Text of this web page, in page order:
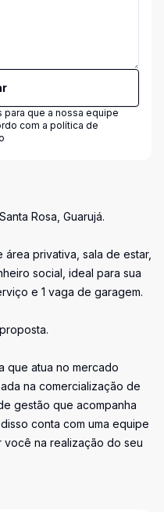
que a nossa equipe
com a política de
Rosa, Guarujá.
privativa, sala de estar,
social, ideal para sua
e 1 vaga de garagem.
que atua no mercado
na comercialização de
gestão que acompanha
conta com uma equipe
você na realização do seu